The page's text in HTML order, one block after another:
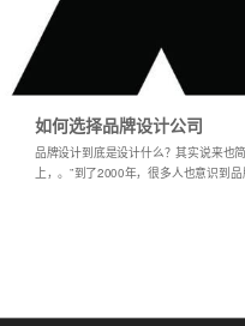
如何选择品牌设计公司
品牌设计到底是设计什么？其实说来也
上，。”到了2000年，很多人也意识到